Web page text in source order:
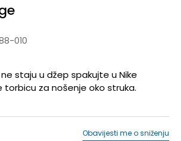
010
staju u džep spakujte u Nike
za nošenje oko struka.
Obavijesti me o sniženju